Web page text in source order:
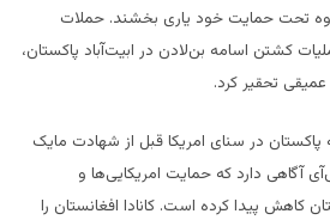
تحت حمایت خود یاری بخشند. حملات
کشتن اسامه بن‌لادن در ابیت‌آباد پاکستان،
تحقیر کرد.
پاکستان در سنای امریکا قبل از شهادت مایک
آگاهی دارد که حمایت امریکایی‌ها و
کاهش پیدا کرده است. کانادا افغانستان را